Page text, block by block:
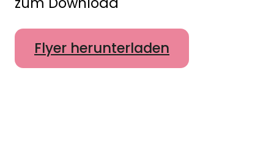
Flyer herunterladen